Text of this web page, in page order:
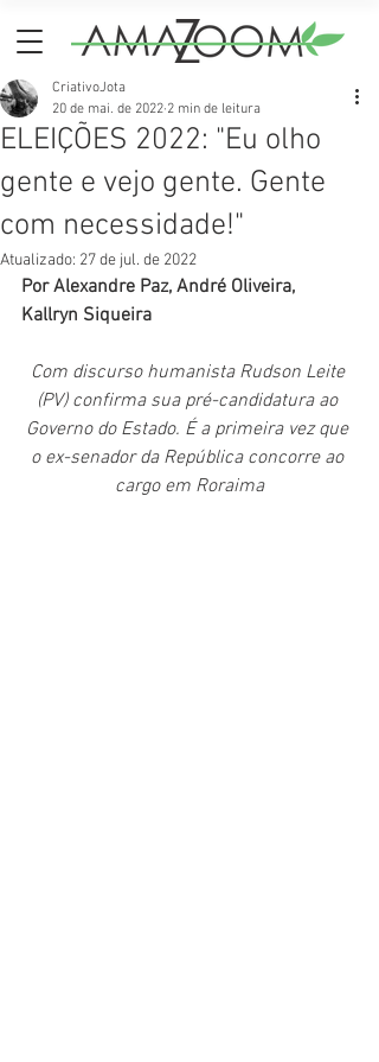
ELEIÇÕES 2022: "Eu olho
gente e vejo gente. Gente
com necessidade!"
CriativoJota
20 de mai. de 2022 2 min de leitura
Atualizado: 27 de jul. de 2022
Por Alexandre Paz, André Oliveira,
Kallryn Siqueira
Com discurso humanista Rudson Leite
(PV) confirma sua pré-candidatura ao
Governo do Estado. É a primeira vez que
o ex-senador da República concorre ao
cargo em Roraima